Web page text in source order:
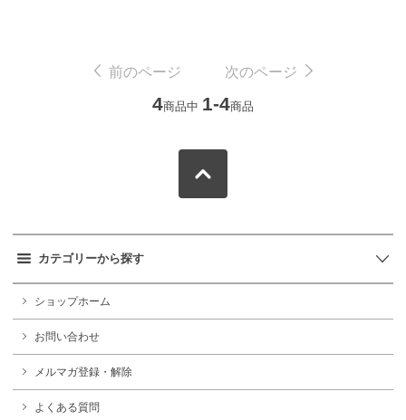
前のページ 次のページ
4商品中 1-4商品
カテゴリーから探す
ショップホーム
お問い合わせ
メルマガ登録・解除
よくある質問